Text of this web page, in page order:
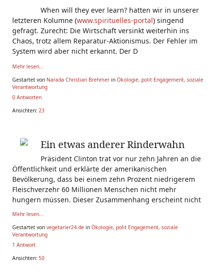
When will they ever learn? hatten wir in unserer
letzteren Kolumne (www.spirituelles-portal) singend
gefragt. Zurecht: Die Wirtschaft versinkt weiterhin ins
Chaos, trotz allem Reparatur-Aktionismus. Der Fehler im
System wird aber nicht erkannt. Der D
Mehr lesen...
Gestartet von Narada Christian Brehmer in Ökologie, polit Engagement, soziale
Verantwortung
0 Antworten
Ansichten: 23
Ein etwas anderer Rinderwahn
Präsident Clinton trat vor nur zehn Jahren an die
Öffentlichkeit und erklärte der amerikanischen
Bevölkerung, dass bei einem zehn Prozent niedrigerem
Fleischverzehr 60 Millionen Menschen nicht mehr
hungern müssen. Dieser Zusammenhang erscheint nicht
Mehr lesen...
Gestartet von vegetarier24.de in Ökologie, polit Engagement, soziale
Verantwortung
1 Antwort
Ansichten: 50